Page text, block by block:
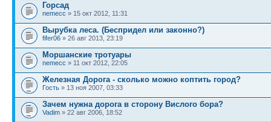
Горсад
nemecc » 15 окт 2012, 11:31
Вырубка леса. (Беспридел или законно?)
fifer06 » 26 авг 2013, 23:19
Моршанские тротуары
nemecc » 11 окт 2012, 22:05
Железная Дорога - сколько можно коптить город?
Гость » 13 ноя 2007, 03:33
Зачем нужна дорога в сторону Вислого бора?
Vadim » 22 авг 2006, 18:52